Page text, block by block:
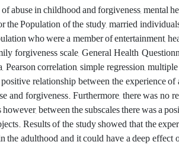
abuse in childhood and forgiveness, mental
Population of the study, married
who were a member of entertainment,
forgiveness scale, General Health
correlation, simple regression,
relationship between the experience
and forgiveness. Furthermore, there was no
between the subscales there was a
Results of the study showed that the
adulthood and it could have a deep